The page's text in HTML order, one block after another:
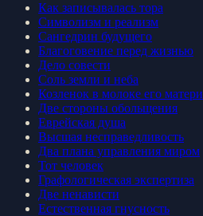
Как записывалась тора
Символизм и реализм
Сангедрин будущего
Благоговение перед жизнью
Дело совести
Соль земли и неба
Козленок в молоке его матери
Две стороны обольщения
Еврейская душа
Высшая несправедливость
Два плана управления миром
Тот человек
Графологическая экспертиза
Две ненависти
Естественная гнусность